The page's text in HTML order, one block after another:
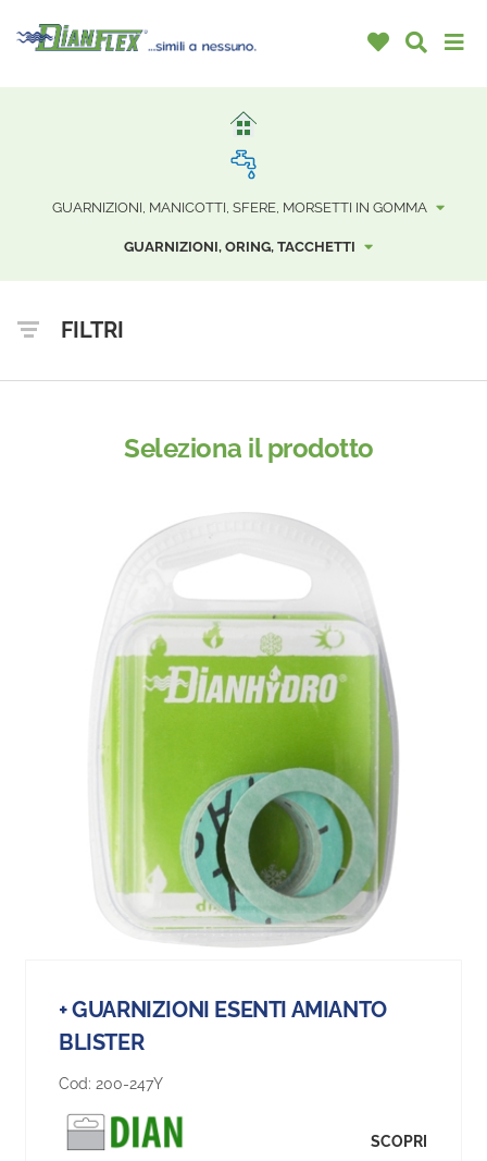
GUARNIZIONI, MANICOTTI, SFERE, MORSETTI IN GOMMA
GUARNIZIONI, ORING, TACCHETTI
FILTRI
Seleziona il prodotto
+ GUARNIZIONI ESENTI AMIANTO
BLISTER
Cod: 200-247Y
SCOPRI